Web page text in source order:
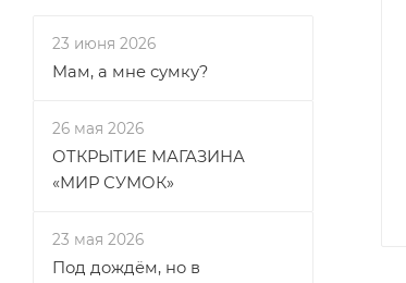
23 июня 2026
Мам, а мне сумку?
26 мая 2026
ОТКРЫТИЕ МАГАЗИНА
«МИР СУМОК»
23 мая 2026
Под дождём, но в